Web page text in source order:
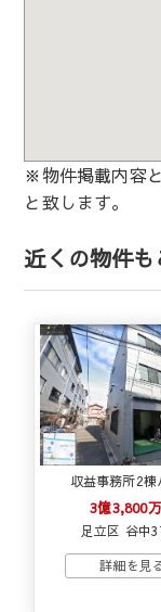
※物件掲載内容
と致します。
近くの物件
収益事務所2棟
3億3,800
足立区 谷中3